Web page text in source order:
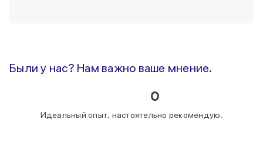
Были у нас? Нам важно ваше мнение.
0
Идеальный опыт, настоятельно рекомендую.